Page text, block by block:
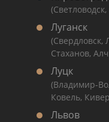
Луганск
(Свердловск,
Стаханов,
Луцк
(Владимир-
Ковель,
Львов